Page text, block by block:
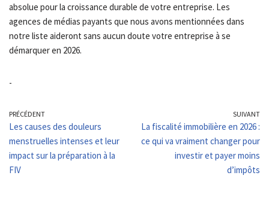
absolue pour la croissance durable de votre entreprise. Les
agences de médias payants que nous avons mentionnées dans
notre liste aideront sans aucun doute votre entreprise à se
démarquer en 2026.
-
PRÉCÉDENT
Les causes des douleurs
menstruelles intenses et leur
impact sur la préparation à la
FIV
SUIVANT
La fiscalité immobilière en 2026 :
ce qui va vraiment changer pour
investir et payer moins
d’impôts